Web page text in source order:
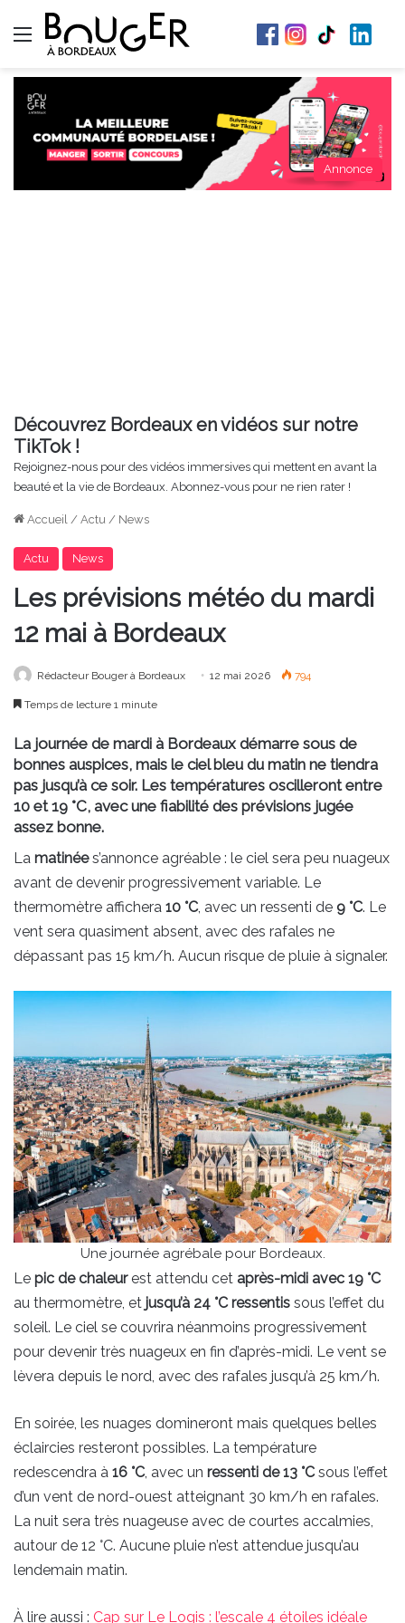
Menu
Annonce
Découvrez Bordeaux en vidéos sur notre
TikTok !
Rejoignez-nous pour des vidéos immersives qui mettent en avant la
beauté et la vie de Bordeaux. Abonnez-vous pour ne rien rater !
Accueil / Actu / News
Actu News
Les prévisions météo du mardi
12 mai à Bordeaux
Rédacteur Bouger à Bordeaux 12 mai 2026 794
Temps de lecture 1 minute
La journée de mardi à Bordeaux démarre sous de
bonnes auspices, mais le ciel bleu du matin ne tiendra
pas jusqu’à ce soir. Les températures oscilleront entre
10 et 19 °C, avec une fiabilité des prévisions jugée
assez bonne.
La matinées’annonce agréable : le ciel sera peu nuageux
avant de devenir progressivement variable. Le
thermomètre affichera 10 °C, avec un ressenti de 9 °C. Le
vent sera quasiment absent, avec des rafales ne
dépassant pas 15 km/h. Aucun risque de pluie à signaler.
Une journée agrébale pour Bordeaux.
Le pic de chaleurest attendu cet après-midi avec 19 °C
au thermomètre, et jusqu’à 24 °C ressentis sous l’effet du
soleil. Le ciel se couvrira néanmoins progressivement
pour devenir très nuageux en fin d’après-midi. Le vent se
lèvera depuis le nord, avec des rafales jusqu’à 25 km/h.
En soirée, les nuages domineront mais quelques belles
éclaircies resteront possibles. La température
redescendra à 16 °C, avec un ressenti de 13 °Csous l’effet
d’un vent de nord-ouest atteignant 30 km/h en rafales.
La nuit sera très nuageuse avec de courtes accalmies,
autour de 12 °C. Aucune pluie n’est attendue jusqu’au
lendemain matin.
À lire aussi : Cap sur Le Logis : l’escale 4 étoiles idéale